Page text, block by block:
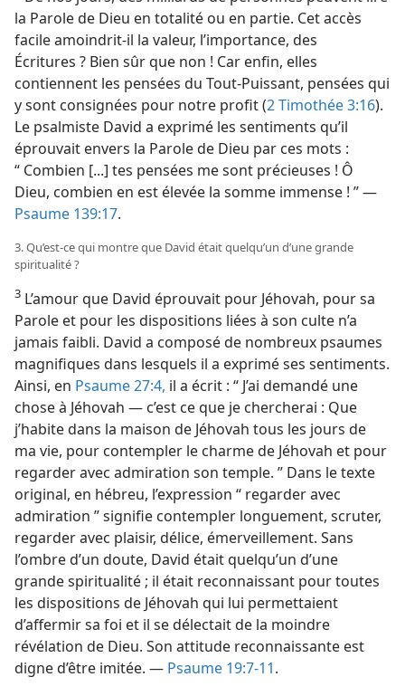
la Parole de Dieu en totalité ou en partie. Cet accès
facile amoindrit-​il la valeur, l’importance, des
Écritures ? Bien sûr que non ! Car enfin, elles
contiennent les pensées du Tout-Puissant, pensées qui
y sont consignées pour notre profit (2 Timothée 3:16).
Le psalmiste David a exprimé les sentiments qu’il
éprouvait envers la Parole de Dieu par ces mots :
“ Combien [...] tes pensées me sont précieuses ! Ô
Dieu, combien en est élevée la somme immense ! ” —
Psaume 139:17.
3. Qu’est-​ce qui montre que David était quelqu’un d’une grande
spiritualité ?
3 L’amour que David éprouvait pour Jéhovah, pour sa
Parole et pour les dispositions liées à son culte n’a
jamais faibli. David a composé de nombreux psaumes
magnifiques dans lesquels il a exprimé ses sentiments.
Ainsi, en Psaume 27:4, il a écrit : “ J’ai demandé une
chose à Jéhovah — c’est ce que je chercherai : Que
j’habite dans la maison de Jéhovah tous les jours de
ma vie, pour contempler le charme de Jéhovah et pour
regarder avec admiration son temple. ” Dans le texte
original, en hébreu, l’expression “ regarder avec
admiration ” signifie contempler longuement, scruter,
regarder avec plaisir, délice, émerveillement. Sans
l’ombre d’un doute, David était quelqu’un d’une
grande spiritualité ; il était reconnaissant pour toutes
les dispositions de Jéhovah qui lui permettaient
d’affermir sa foi et il se délectait de la moindre
révélation de Dieu. Son attitude reconnaissante est
digne d’être imitée. — Psaume 19:7-11.